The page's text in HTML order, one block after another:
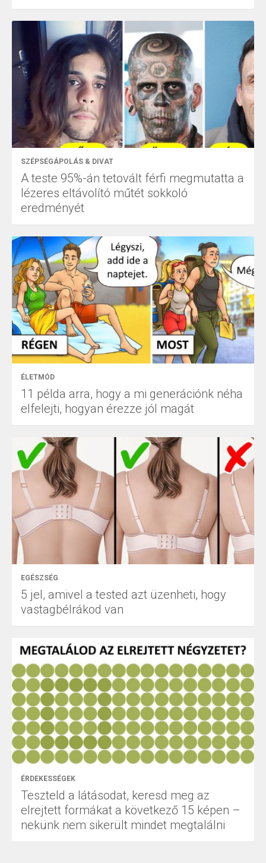
SZÉPSÉGÁPOLÁS & DIVAT
A teste 95%-án tetovált férfi megmutatta a
lézeres eltávolító műtét sokkoló
eredményét
ÉLETMÓD
11 példa arra, hogy a mi generációnk néha
elfelejti, hogyan érezze jól magát
EGÉSZSÉG
5 jel, amivel a tested azt üzenheti, hogy
vastagbélrákod van
ÉRDEKESSÉGEK
Teszteld a látásodat, keresd meg az
elrejtett formákat a következő 15 képen –
nekünk nem sikerült mindet megtalálni